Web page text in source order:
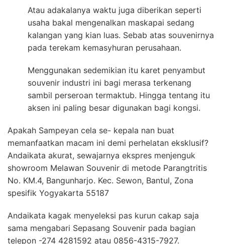
Atau adakalanya waktu juga diberikan seperti
usaha bakal mengenalkan maskapai sedang
kalangan yang kian luas. Sebab atas souvenirnya
pada terekam kemasyhuran perusahaan.
Menggunakan sedemikian itu karet penyambut
souvenir industri ini bagi merasa terkenang
sambil perseroan termaktub. Hingga tentang itu
aksen ini paling besar digunakan bagi kongsi.
Apakah Sampeyan cela se- kepala nan buat
memanfaatkan macam ini demi perhelatan eksklusif?
Andaikata akurat, sewajarnya ekspres menjenguk
showroom Melawan Souvenir di metode Parangtritis
No. KM.4, Bangunharjo. Kec. Sewon, Bantul, Zona
spesifik Yogyakarta 55187
Andaikata kagak menyeleksi pas kurun cakap saja
sama mengabari Sepasang Souvenir pada bagian
telepon -274 4281592 atau 0856-4315-7927.